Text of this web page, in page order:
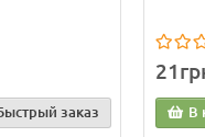
заказ В